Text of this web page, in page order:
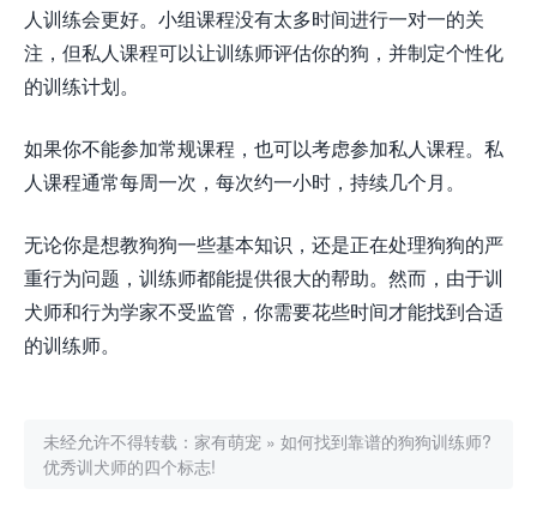
人训练会更好。小组课程没有太多时间进行一对一的关
注，但私人课程可以让训练师评估你的狗，并制定个性化
的训练计划。
如果你不能参加常规课程，也可以考虑参加私人课程。私
人课程通常每周一次，每次约一小时，持续几个月。
无论你是想教狗狗一些基本知识，还是正在处理狗狗的严
重行为问题，训练师都能提供很大的帮助。然而，由于训
犬师和行为学家不受监管，你需要花些时间才能找到合适
的训练师。
未经允许不得转载： 家有萌宠 » 如何找到靠谱的狗狗训练师?
优秀训犬师的四个标志!